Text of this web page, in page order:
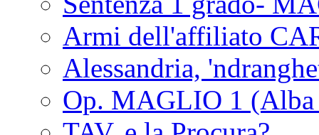
Armi dell'affiliato
Alessandria,
Op. MAGLIO 1 (Alba